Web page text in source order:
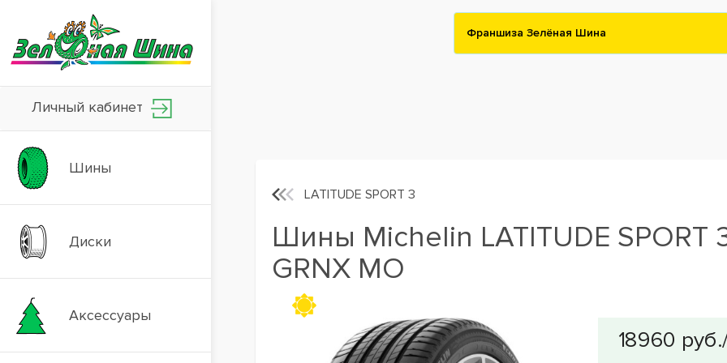
Личный кабинет
Шины
Диски
Аксессуары
Франшиза Зелёная Шина
LATITUDE SPORT 3
Шины Michelin LATITUDE SPORT
GRNX MO